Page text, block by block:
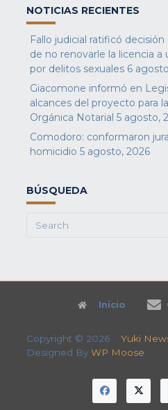
NOTICIAS RECIENTES
Fallo judicial ratificó
de no renovarle la licencia
por delitos sexuales 6
Giacomone informó en
alcances del proyecto para
Orgánica Notarial 5 agosto,
Comodoro: conformaron
homicidio 5 agosto, 2026
BÚSQUEDA
Search
Inicio
Copyright © 2026 Yuki
Designed By WP Moose